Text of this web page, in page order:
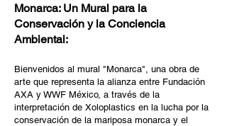
Monarca: Un Mural para la
Conservación y la Conciencia
Ambiental:
Bienvenidos al mural "Monarca", una obra de
arte que representa la alianza entre Fundación
AXA y WWF México, a través de la
interpretación de Xoloplastics en la lucha por la
conservación de la mariposa monarca y el